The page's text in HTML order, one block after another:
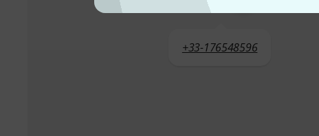
+33-176548596